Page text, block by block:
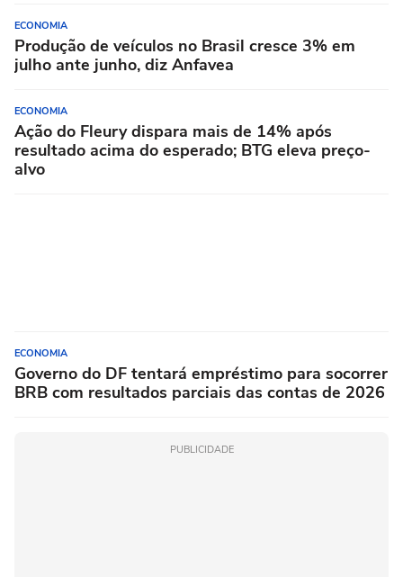
ECONOMIA
Produção de veículos no Brasil cresce 3% em
julho ante junho, diz Anfavea
ECONOMIA
Ação do Fleury dispara mais de 14% após
resultado acima do esperado; BTG eleva preço-
alvo
ECONOMIA
Governo do DF tentará empréstimo para socorrer
BRB com resultados parciais das contas de 2026
PUBLICIDADE